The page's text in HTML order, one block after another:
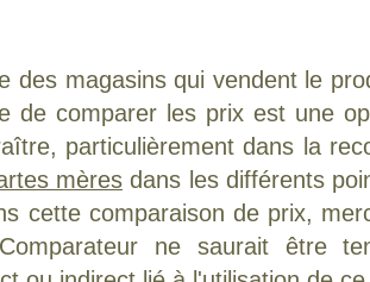
des magasins qui vendent le
de comparer les prix est une
particulièrement dans la
mères dans les différents
cette comparaison de prix,
ne saurait être